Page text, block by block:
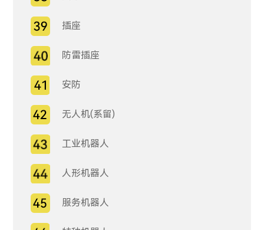
插座
防雷插座
安防
无人机(系留)
工业机器人
人形机器人
服务机器人